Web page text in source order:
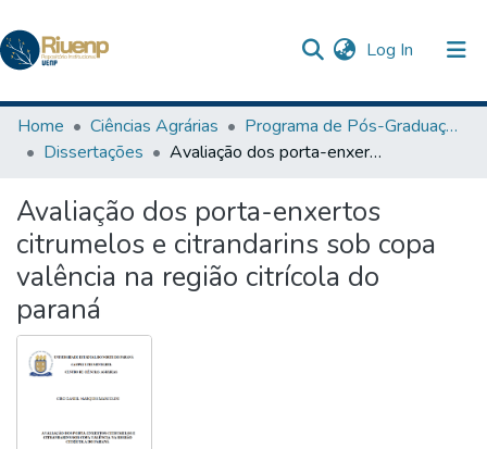
Log In (current)
Communities & Collections
Browse DSpace
Statistics
Home Ciências Agrárias
Programa de Pós-Graduação em Agronomia
Dissertações
Avaliação dos porta-enxertos citrumelos e citrandarins sob copa valência na região citrícola do paraná
Avaliação dos porta-enxertos
citrumelos e citrandarins sob copa
valência na região citrícola do
paraná